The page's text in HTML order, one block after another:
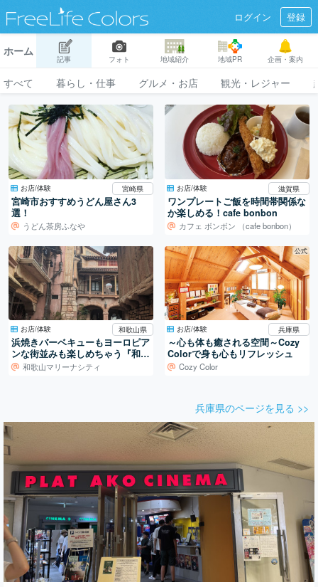
ログイン 登録
ホーム
記事 フォト 地域紹介 地域PR 企画・案内
すべて 暮らし・仕事 グルメ・お店 観光・レジャー
お店/体験 宮崎県
宮崎市おすすめうどん屋さん3
選！
うどん茶房ふなや
お店/体験 滋賀県
ワンプレートご飯を時間帯関係な
か楽しめる！cafe bonbon
カフェ ボンボン （cafe bonbon）
お店/体験 和歌山県
浜焼きバーベキューもヨーロピア
ンな街並みも楽しめちゃう『和歌
山マリーナシティ』
和歌山マリーナシティ
公式
お店/体験 兵庫県
～心も体も癒される空間～Cozy
Colorで身も心もリフレッシュ
Cozy Color
兵庫県のページを見る >>